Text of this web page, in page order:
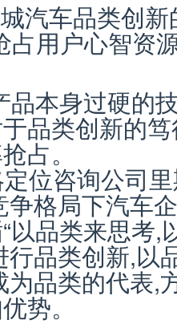
品本身过硬的
品类创新的
占。
位咨询公司
格局下汽车
以品类来思考,
品类创新,以
为品类的代表,
势。